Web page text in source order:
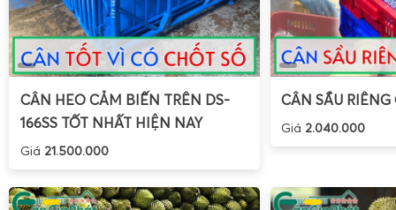
CÂN HEO CẢM BIẾN TRÊN DS-
166SS TỐT NHẤT HIỆN NAY
Giá 21.500.000
CÂN SẦU
Giá 2.040.000